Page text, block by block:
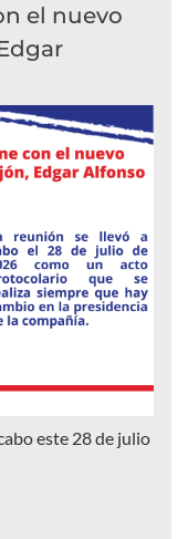
el nuevo
este 28 de julio